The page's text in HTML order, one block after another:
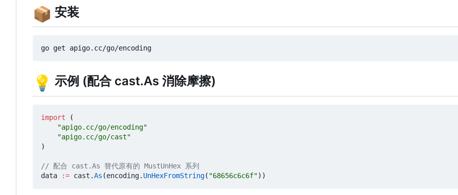
📦 安装
💡 示例 (配合 cast.As 消除摩擦)
import
(
"apigo.cc/go/encoding"
"apigo.cc/go/cast"
)
// 配合 cast.As 替代原有的 MustUnHex 系列
data
:= cast .As (encoding. UnHexFromString( "68656c6c6f"))